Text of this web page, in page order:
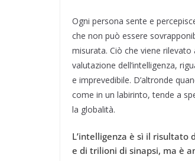
Ogni persona sente e
che non può essere
misurata. Ciò che viene
valutazione dell’intelligenza,
e imprevedibile. D’altronde
come in un labirinto, tende a
la globalità.
L’intelligenza è sì il
e di trilioni di sinapsi, ma è